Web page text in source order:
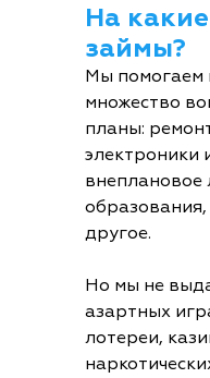
На
займы?
Мы помогаем
множество
планы:
электроники
внеплановое
другое.
Но мы не
азартных
лотереи,